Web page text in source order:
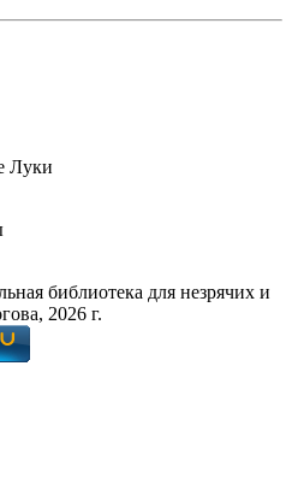
Луки
библиотека для незрячих и
2026 г.